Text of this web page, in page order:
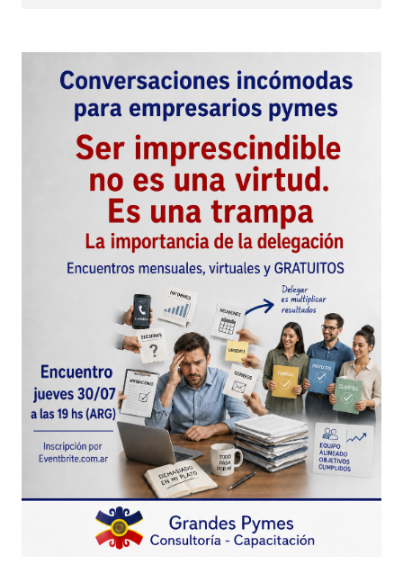
Este sitio esta protegido por
reCAPTCHA y laPolítica de
privacidady losTérminos del servicio
de Google se aplican.
Enviar Comentario